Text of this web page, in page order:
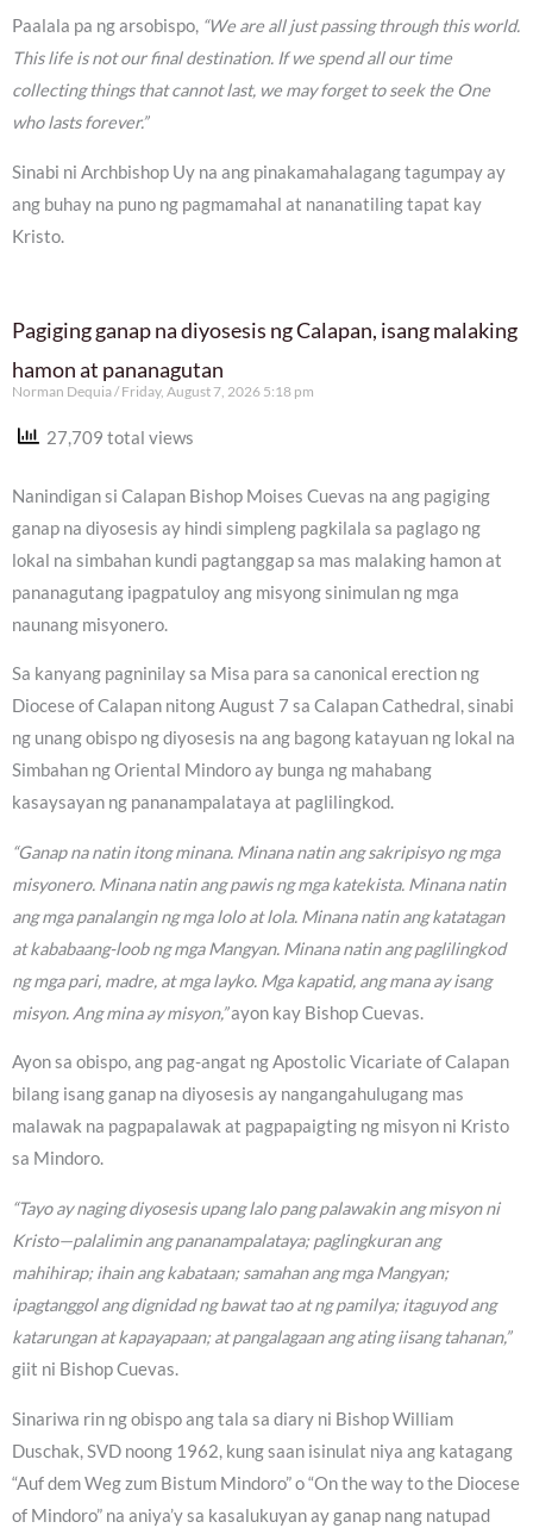
Paalala pa ng arsobispo, “We are all just passing through this world.
This life is not our final destination. If we spend all our time
collecting things that cannot last, we may forget to seek the One
who lasts forever.”
Sinabi ni Archbishop Uy na ang pinakamahalagang tagumpay ay
ang buhay na puno ng pagmamahal at nananatiling tapat kay
Kristo.
Pagiging ganap na diyosesis ng Calapan, isang malaking
hamon at pananagutan
Norman Dequia Friday, August 7, 2026 5:18 pm
27,709 total views
Nanindigan si Calapan Bishop Moises Cuevas na ang pagiging
ganap na diyosesis ay hindi simpleng pagkilala sa paglago ng
lokal na simbahan kundi pagtanggap sa mas malaking hamon at
pananagutang ipagpatuloy ang misyong sinimulan ng mga
naunang misyonero.
Sa kanyang pagninilay sa Misa para sa canonical erection ng
Diocese of Calapan nitong August 7 sa Calapan Cathedral, sinabi
ng unang obispo ng diyosesis na ang bagong katayuan ng lokal na
Simbahan ng Oriental Mindoro ay bunga ng mahabang
kasaysayan ng pananampalataya at paglilingkod.
“Ganap na natin itong minana. Minana natin ang sakripisyo ng mga
misyonero. Minana natin ang pawis ng mga katekista. Minana natin
ang mga panalangin ng mga lolo at lola. Minana natin ang katatagan
at kababaang-loob ng mga Mangyan. Minana natin ang paglilingkod
ng mga pari, madre, at mga layko. Mga kapatid, ang mana ay isang
misyon. Ang mina ay misyon,”ayon kay Bishop Cuevas.
Ayon sa obispo, ang pag-angat ng Apostolic Vicariate of Calapan
bilang isang ganap na diyosesis ay nangangahulugang mas
malawak na pagpapalawak at pagpapaigting ng misyon ni Kristo
sa Mindoro.
“Tayo ay naging diyosesis upang lalo pang palawakin ang misyon ni
Kristo—palalimin ang pananampalataya; paglingkuran ang
mahihirap; ihain ang kabataan; samahan ang mga Mangyan;
ipagtanggol ang dignidad ng bawat tao at ng pamilya; itaguyod ang
katarungan at kapayapaan; at pangalagaan ang ating iisang tahanan,”
giit ni Bishop Cuevas.
Sinariwa rin ng obispo ang tala sa diary ni Bishop William
Duschak, SVD noong 1962, kung saan isinulat niya ang katagang
“Auf dem Weg zum Bistum Mindoro” o “On the way to the Diocese
of Mindoro” na aniya’y sa kasalukuyan ay ganap nang natupad